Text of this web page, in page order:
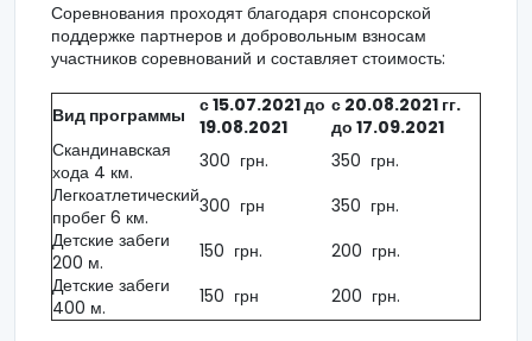
Соревнования проходят благодаря спонсорской
поддержке партнеров и добровольным взносам
участников соревнований и составляет стоимость:
Вид программы
с 15.07.2021 до
19.08.2021
с 20.08.2021 гг.
до 17.09.2021
Скандинавская
хода 4 км.
300 грн.
350 грн.
Легкоатлетический
пробег 6 км.
300 грн
350 грн.
Детские забеги
200 м.
150 грн.
200 грн.
Детские забеги
400 м.
150 грн 200 грн.